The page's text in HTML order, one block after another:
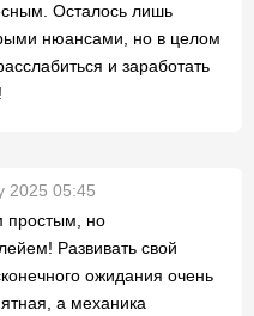
Осталось лишь
нюансами, но в целом
и заработать
2025 05:45
простым, но
Развивать свой
ожидания очень
а механика